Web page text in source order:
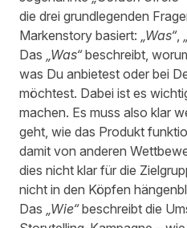
die drei grundlegenden
Markenstory basiert: „Was“,
Das „Was“beschreibt,
was Du anbietest oder bei
möchtest. Dabei ist es
machen. Es muss also klar
geht, wie das Produkt
damit von anderen
dies nicht klar für die
nicht in den Köpfen
Das „Wie“beschreibt die